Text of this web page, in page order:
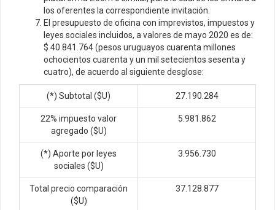
los oferentes la correspondiente invitación.
El presupuesto de oficina con imprevistos, impuestos y
leyes sociales incluidos, a valores de mayo 2020 es de:
$ 40.841.764 (pesos uruguayos cuarenta millones
ochocientos cuarenta y un mil setecientos sesenta y
cuatro), de acuerdo al siguiente desglose:
(*) Subtotal ($U) 27.190.284
22% impuesto valor
agregado ($U)
5.981.862
(*) Aporte por leyes
sociales ($U)
3.956.730
Total precio comparación
($U)
37.128.877